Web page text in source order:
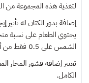
لتغذية هذه المجموعة من
إضافة بذور الكتان له
يحتوي الطعام على نسبة
الشمس على 0.5 فقط من أجل التنوع والمذاق.
تعتبر إضافة قشور المحار
الكامل.